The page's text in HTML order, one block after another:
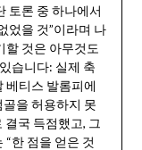
토론 중 하나에서
었을 것”이라며 나
할 것은 아무것도
습니다: 실제 축
베티스 발롬피에
을 허용하지 못
국 득점했고, 그
한 점을 얻은 것